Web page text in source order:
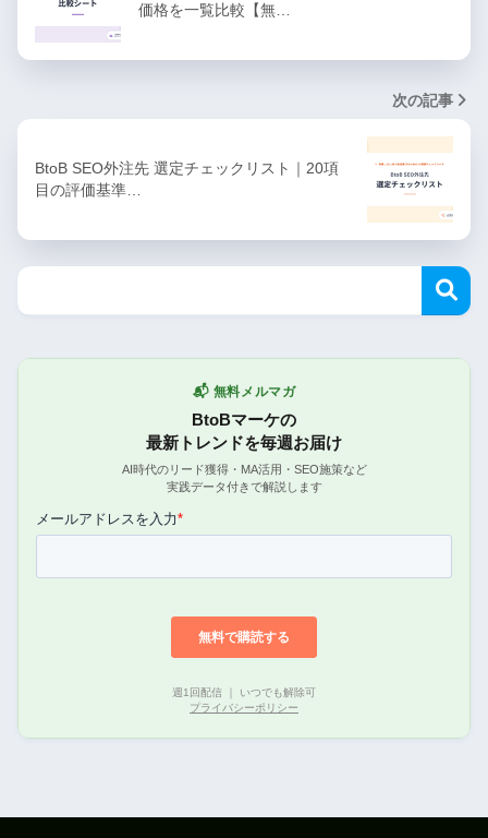
価格を一覧比較【無…
次の記事
BtoB SEO外注先 選定チェックリスト｜20項
目の評価基準…
📬 無料メルマガ
BtoBマーケの
最新トレンドを毎週お届け
AI時代のリード獲得・MA活用・SEO施策など
実践データ付きで解説します
週1回配信 ｜ いつでも解除可
プライバシーポリシー